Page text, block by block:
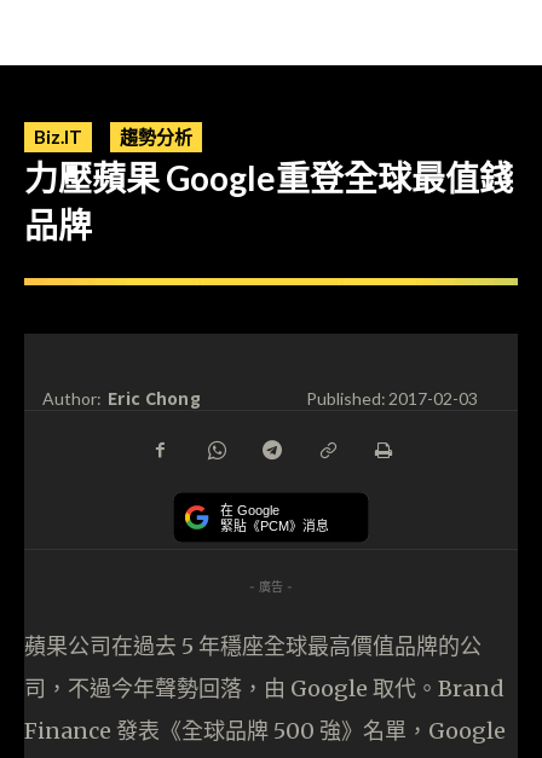
Biz.IT 趨勢分析
力壓蘋果 Google重登全球最值錢
品牌
Author: Eric Chong Published:2017-02-03
在 Google
緊貼《PCM》消息
- 廣告 -
蘋果公司在過去 5 年穩座全球最高價值品牌的公
司，不過今年聲勢回落，由 Google 取代。Brand
Finance 發表《全球品牌 500 強》名單，Google